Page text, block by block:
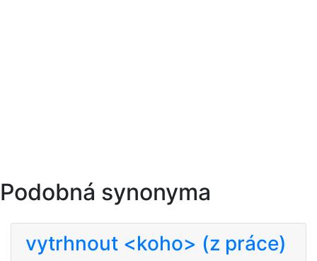
Podobná synonyma
vytrhnout <koho> (z práce)